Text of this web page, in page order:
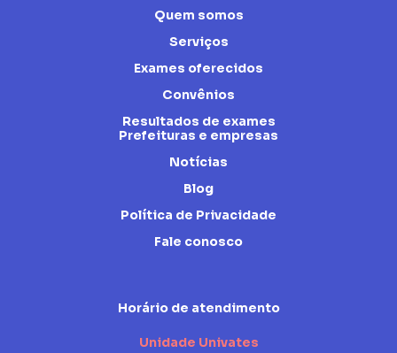
Quem somos
Serviços
Exames oferecidos
Convênios
Resultados de exames
Prefeituras e empresas
Notícias
Blog
Política de Privacidade
Fale conosco
Horário de atendimento
Unidade Univates